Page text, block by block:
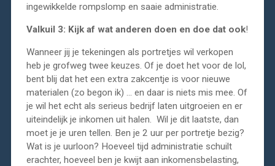
ingewikkelde rompslomp en saaie administratie.
Valkuil 3: Kijk af wat anderen doen en doe dat ook!
Wanneer jij je tekeningen als portretjes wil verkopen
heb je grofweg twee keuzes. Of je doet het voor de lol,
bent blij dat het een extra zakcentje is voor nieuwe
materialen (zo begon ik) … en daar is niets mis mee. Of
je wil het echt als serieus bedrijf laten uitgroeien en er
uiteindelijk je inkomen uit halen. Wil je dit laatste, dan
moet je je uren tellen. Ben je 2 uur per portretje bezig?
Wat is je uurloon? Hoeveel tijd administratie schuilt
erachter, hoeveel ben je kwijt aan inkomensbelasting,